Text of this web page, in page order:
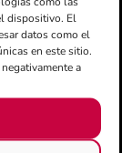
dispositivo. El
datos como el
en este sitio.
a